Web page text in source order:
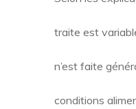
traite est
n’est faite
conditions